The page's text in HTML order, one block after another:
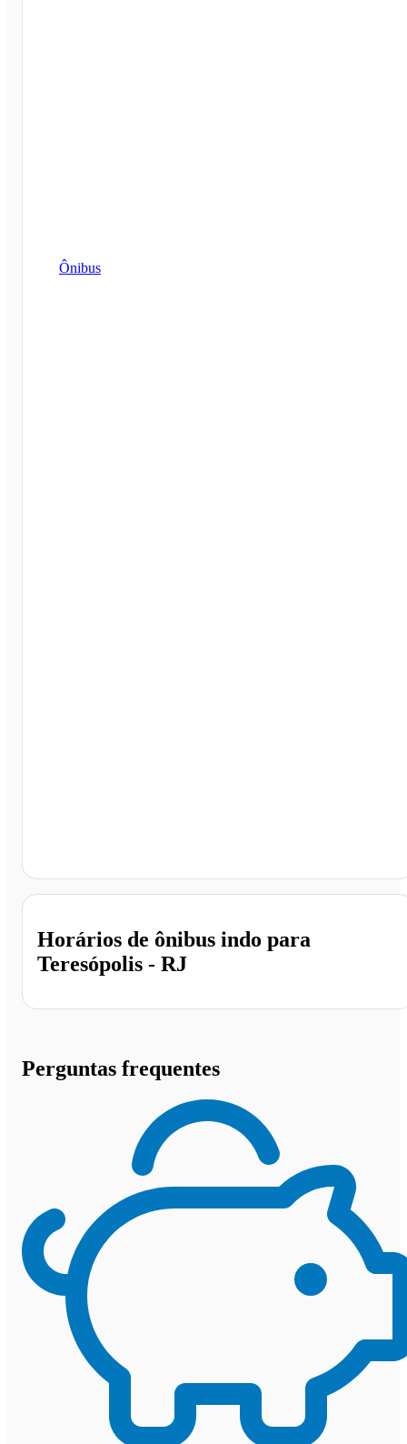
Ônibus
Horários de ônibus indo para
Teresópolis - RJ
Perguntas frequentes